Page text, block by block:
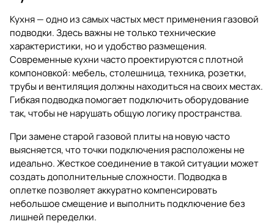
Кухня — одно из самых частых мест применения газовой
подводки. Здесь важны не только технические
характеристики, но и удобство размещения.
Современные кухни часто проектируются с плотной
компоновкой: мебель, столешница, техника, розетки,
трубы и вентиляция должны находиться на своих местах.
Гибкая подводка помогает подключить оборудование
так, чтобы не нарушать общую логику пространства.
При замене старой газовой плиты на новую часто
выясняется, что точки подключения расположены не
идеально. Жесткое соединение в такой ситуации может
создать дополнительные сложности. Подводка в
оплетке позволяет аккуратно компенсировать
небольшое смещение и выполнить подключение без
лишней переделки.